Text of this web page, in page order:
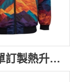
[網上下單訂製熱升華風褸外套]｜ 黑色企領熱升華風褸｜ 百萬行團體熱升華風褸 J1151